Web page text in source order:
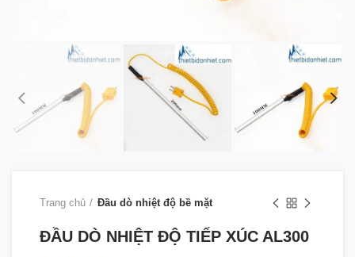
Trang chủ Đầu dò nhiệt độ bề mặt
ĐẦU DÒ NHIỆT ĐỘ TIẾP XÚC AL300